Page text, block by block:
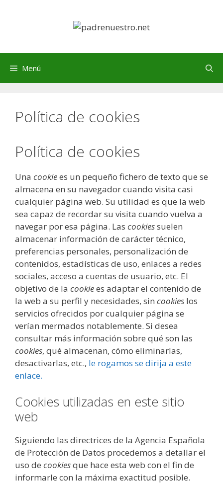
Menú
Política de cookies
Política de cookies
Una cookiees un pequeño fichero de texto que se
almacena en su navegador cuando visita casi
cualquier página web. Su utilidad es que la web
sea capaz de recordar su visita cuando vuelva a
navegar por esa página. Las cookiessuelen
almacenar información de carácter técnico,
preferencias personales, personalización de
contenidos, estadísticas de uso, enlaces a redes
sociales, acceso a cuentas de usuario, etc. El
objetivo de la cookiees adaptar el contenido de
la web a su perfil y necesidades, sin cookies los
servicios ofrecidos por cualquier página se
verían mermados notablemente. Si desea
consultar más información sobre qué son las
cookies, qué almacenan, cómo eliminarlas,
desactivarlas, etc., le rogamos se dirija a este
enlace.
Cookies utilizadas en este sitio
web
Siguiendo las directrices de la Agencia Española
de Protección de Datos procedemos a detallar el
uso de cookiesque hace esta web con el fin de
informarle con la máxima exactitud posible.